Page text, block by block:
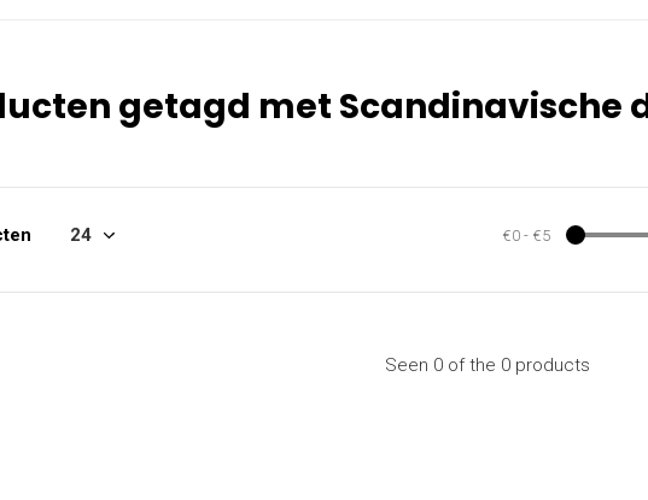
getagd met Scandinavische
€0 - €5
Seen 0 of the 0 products